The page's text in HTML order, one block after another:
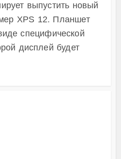
выпустить новый
XPS 12. Планшет
специфической
дисплей будет